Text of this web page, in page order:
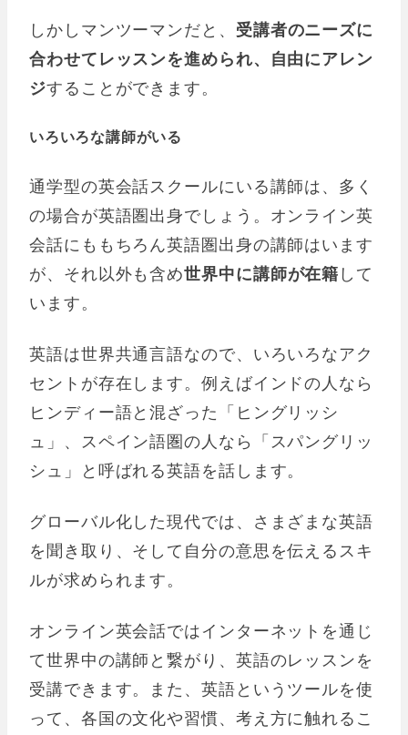
しかしマンツーマンだと、 受講者のニーズに
合わせてレッスンを進められ、自由にアレン
ジすることができます。
いろいろな講師がいる
通学型の英会話スクールにいる講師は、多く
の場合が英語圏出身でしょう。オンライン英
会話にももちろん英語圏出身の講師はいます
が、それ以外も含め世界中に講師が在籍 して
います。
英語は世界共通言語なので、いろいろなアク
セントが存在します。例えばインドの人なら
ヒンディー語と混ざった「ヒングリッシ
ュ」、スペイン語圏の人なら「スパングリッ
シュ」と呼ばれる英語を話します。
グローバル化した現代では、さまざまな英語
を聞き取り、そして自分の意思を伝えるスキ
ルが求められます。
オンライン英会話ではインターネットを通じ
て世界中の講師と繋がり、英語のレッスンを
受講できます。また、英語というツールを使
って、各国の文化や習慣、考え方に触れるこ